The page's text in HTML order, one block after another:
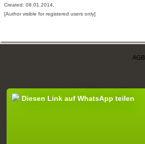
Created: 08.01.2014,
[Author visible for registered users only]
AGB
Diesen Link auf WhatsApp teilen